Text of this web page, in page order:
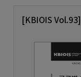
[KBIOIS